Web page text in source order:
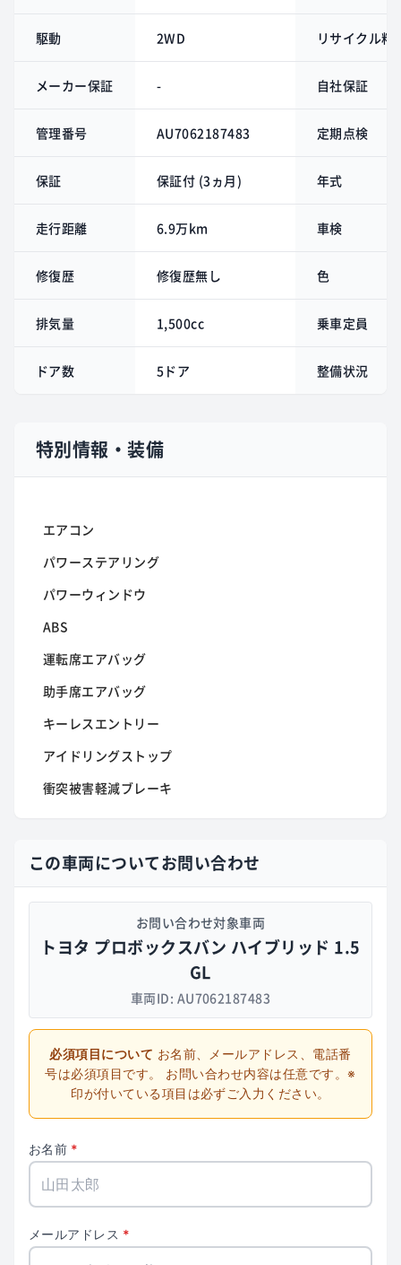
駆動 2WD リサイクル料
メーカー保証 - 自社保証
管理番号 AU7062187483 定期点検
保証 保証付 (3ヵ月) 年式
走行距離 6.9万km 車検
修復歴 修復歴無し 色
排気量 1,500cc 乗車定員
ドア数 5ドア 整備状況
特別情報・装備
エアコン
パワーステアリング
パワーウィンドウ
ABS
運転席エアバッグ
助手席エアバッグ
キーレスエントリー
アイドリングストップ
衝突被害軽減ブレーキ
この車両についてお問い合わせ
お問い合わせ対象車両
トヨタ プロボックスバン ハイブリッド 1.5
GL
車両ID: AU7062187483
必須項目について お名前、メールアドレス、電話番
号は必須項目です。
お問い合わせ内容は任意です。※
印が付いている項目は必ずご入力ください。
お名前
メールアドレス